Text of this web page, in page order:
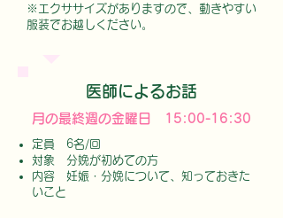
※エクササイズがありますので、動きやすい
服装でお越しください。
医師によるお話
月の最終週の金曜日 15:00-16:30
定員 6名/回
対象 分娩が初めての方
内容 妊娠・分娩について、知っておきた
いこと